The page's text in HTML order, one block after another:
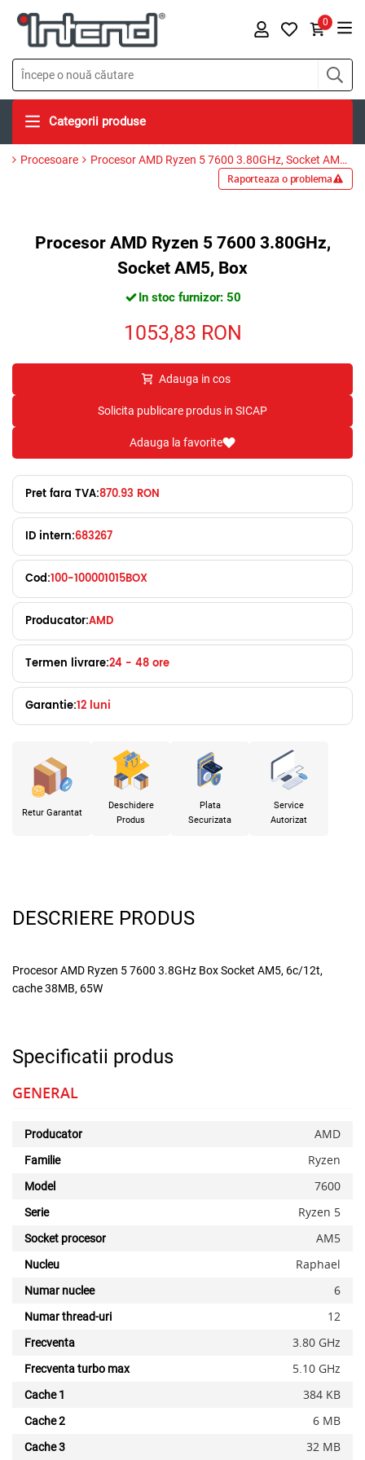
0
Categorii produse
Procesoare Procesor AMD Ryzen 5 7600 3.80GHz, Socket AM5, Box
Raporteaza o problema
Procesor AMD Ryzen 5 7600 3.80GHz,
Socket AM5, Box
In stoc furnizor: 50
1053,83 RON
Adauga in cos
Solicita publicare produs in SICAP
Adauga la favorite
Pret fara TVA:870.93 RON
ID intern:683267
Cod:100-100001015BOX
Producator:AMD
Termen livrare:24 - 48 ore
Garantie:12 luni
Retur Garantat
Deschidere
Produs
Plata
Securizata
Service
Autorizat
DESCRIERE PRODUS
Procesor AMD Ryzen 5 7600 3.8GHz Box Socket AM5, 6c/12t,
cache 38MB, 65W
Specificatii produs
GENERAL
Producator AMD
Familie Ryzen
Model 7600
Serie Ryzen 5
Socket procesor AM5
Nucleu Raphael
Numar nuclee 6
Numar thread-uri 12
Frecventa 3.80 GHz
Frecventa turbo max 5.10 GHz
Cache 1 384 KB
Cache 2 6 MB
Cache 3 32 MB